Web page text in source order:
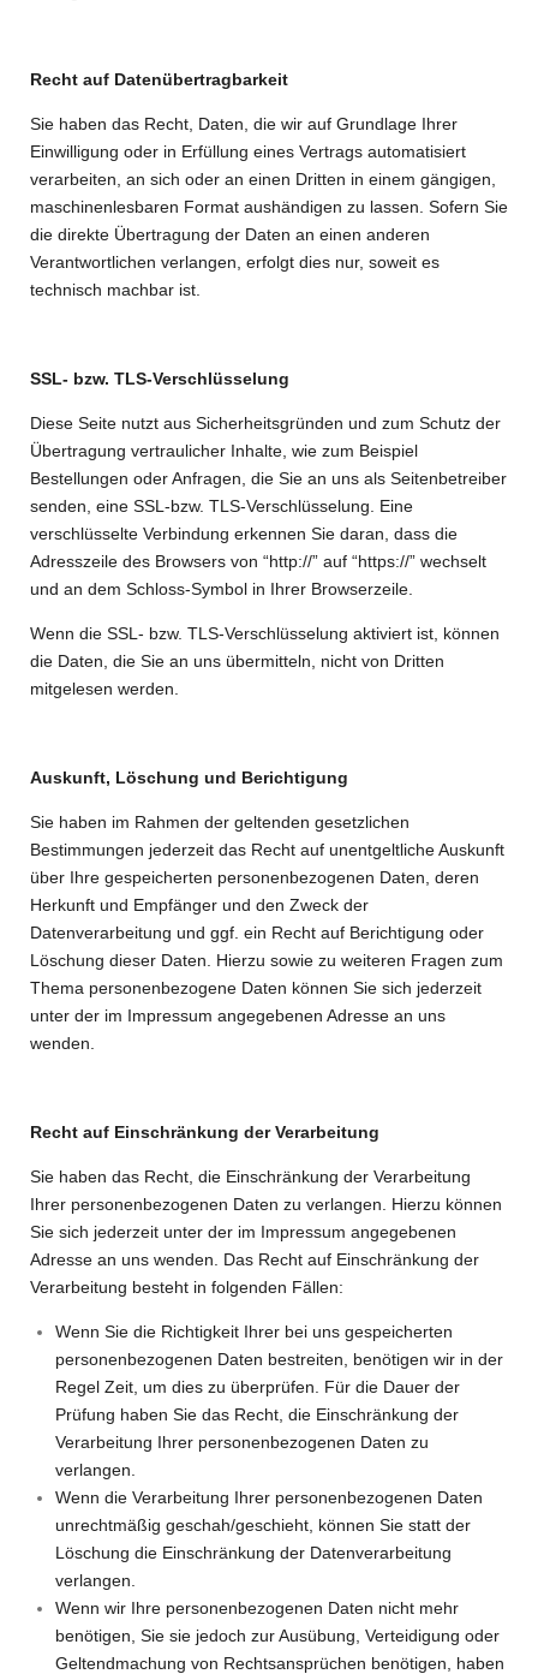
Recht auf Datenübertragbarkeit
Sie haben das Recht, Daten, die wir auf Grundlage Ihrer
Einwilligung oder in Erfüllung eines Vertrags automatisiert
verarbeiten, an sich oder an einen Dritten in einem gängigen,
maschinenlesbaren Format aushändigen zu lassen. Sofern Sie
die direkte Übertragung der Daten an einen anderen
Verantwortlichen verlangen, erfolgt dies nur, soweit es
technisch machbar ist.
SSL- bzw. TLS-Verschlüsselung
Diese Seite nutzt aus Sicherheitsgründen und zum Schutz der
Übertragung vertraulicher Inhalte, wie zum Beispiel
Bestellungen oder Anfragen, die Sie an uns als Seitenbetreiber
senden, eine SSL-bzw. TLS-Verschlüsselung. Eine
verschlüsselte Verbindung erkennen Sie daran, dass die
Adresszeile des Browsers von “http://” auf “https://” wechselt
und an dem Schloss-Symbol in Ihrer Browserzeile.
Wenn die SSL- bzw. TLS-Verschlüsselung aktiviert ist, können
die Daten, die Sie an uns übermitteln, nicht von Dritten
mitgelesen werden.
Auskunft, Löschung und Berichtigung
Sie haben im Rahmen der geltenden gesetzlichen
Bestimmungen jederzeit das Recht auf unentgeltliche Auskunft
über Ihre gespeicherten personenbezogenen Daten, deren
Herkunft und Empfänger und den Zweck der
Datenverarbeitung und ggf. ein Recht auf Berichtigung oder
Löschung dieser Daten. Hierzu sowie zu weiteren Fragen zum
Thema personenbezogene Daten können Sie sich jederzeit
unter der im Impressum angegebenen Adresse an uns
wenden.
Recht auf Einschränkung der Verarbeitung
Sie haben das Recht, die Einschränkung der Verarbeitung
Ihrer personenbezogenen Daten zu verlangen. Hierzu können
Sie sich jederzeit unter der im Impressum angegebenen
Adresse an uns wenden. Das Recht auf Einschränkung der
Verarbeitung besteht in folgenden Fällen:
Wenn Sie die Richtigkeit Ihrer bei uns gespeicherten
personenbezogenen Daten bestreiten, benötigen wir in der
Regel Zeit, um dies zu überprüfen. Für die Dauer der
Prüfung haben Sie das Recht, die Einschränkung der
Verarbeitung Ihrer personenbezogenen Daten zu
verlangen.
Wenn die Verarbeitung Ihrer personenbezogenen Daten
unrechtmäßig geschah/geschieht, können Sie statt der
Löschung die Einschränkung der Datenverarbeitung
verlangen.
Wenn wir Ihre personenbezogenen Daten nicht mehr
benötigen, Sie sie jedoch zur Ausübung, Verteidigung oder
Geltendmachung von Rechtsansprüchen benötigen, haben